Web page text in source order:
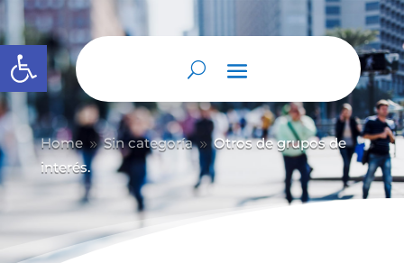
Abrir barra de herramientas
Home 9 Sin categoría 9 Otros de grupos de
interés.